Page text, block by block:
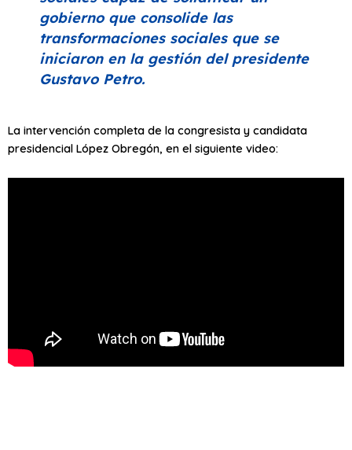
gobierno que consolide las
transformaciones sociales que se
iniciaron en la gestión del presidente
Gustavo Petro.
La intervención completa de la congresista y candidata
presidencial López Obregón, en el siguiente video: